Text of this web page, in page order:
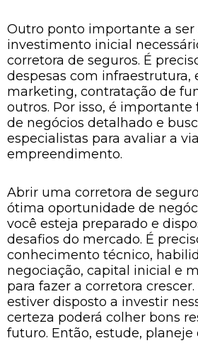
Outro ponto importante a ser
investimento inicial
corretora de seguros. É
despesas com infraestrutura,
marketing, contratação de
outros. Por isso, é
de negócios detalhado e
especialistas para avaliar a
empreendimento.
Abrir uma corretora de
ótima oportunidade de
você esteja preparado e
desafios do mercado. É
conhecimento técnico,
negociação, capital inicial e
para fazer a corretora crescer.
estiver disposto a investir
certeza poderá colher bons
futuro. Então, estude, planeje